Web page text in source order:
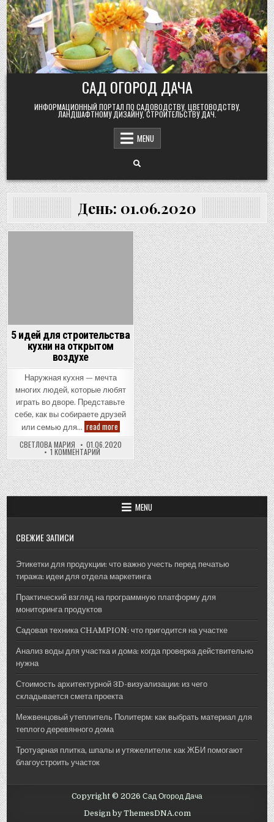
Skip
to
content
САД ОГОРОД ДАЧА
ИНФОРМАЦИОННЫЙ ПОРТАЛ ПО САДОВОДСТВУ, ЦВЕТОВОДСТВУ,
ЛАНДШАФТНОМУ ДИЗАЙНУ, СТРОИТЕЛЬСТВУ ДАЧ.
MENU
День: 01.06.2020
5 идей для строительства
кухни на открытом
воздухе
Наружная кухня — мечта
многих людей, которые любят
играть во дворе. Представьте
себе, как вы собираете друзей
или семью для… read more5
идей
для
строительства
кухни
на
открытом
воздухе
СВЕТЛОВА МАРИЯ 01.06.2020
1 КОММЕНТАРИЙК
ЗАПИСИ
5
ИДЕЙ
ДЛЯ
СТРОИТЕЛЬСТВА
КУХНИ
ОТКРЫТОМ
ВОЗДУХЕ
MENU
СВЕЖИЕ ЗАПИСИ
Этикетки для продукции: что важно учесть перед печатью
тиража: идеи для отдела маркетинга
Практический взгляд на программную платформу для
мониторинга продуктов
Садовая техника CHAMPION: что пригодится на участке
Анализ воды для участка и дома: когда проверка действительно
нужна
Стоимость архитектурной 3D-визуализации: из чего
складывается смета проекта
Межвенцовый утеплитель Политерм: как выбрать материал для
теплого деревянного дома
Тротуарная плитка, шпалы и утяжелители: как ЖБИ помогают
благоустроить участок
Copyright © 2026 Сад Огород Дача
Design by ThemesDNA.com